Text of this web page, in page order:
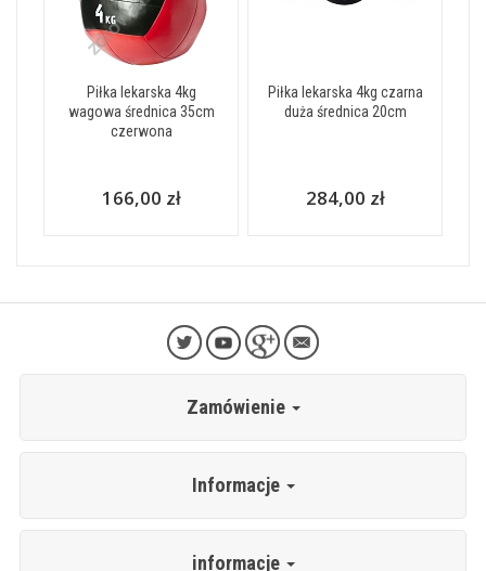
Piłka lekarska 4kg
wagowa średnica 35cm
czerwona
166,00 zł
Piłka lekarska 4kg czarna
duża średnica 20cm
284,00 zł
Zamówienie
Informacje
informacje